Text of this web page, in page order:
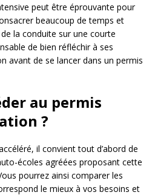
peut être éprouvante pour
beaucoup de temps et
de la conduite sur une courte
de bien réfléchir à ses
avant de se lancer dans un permis
au permis
?
il convient tout d’abord de
écoles agréées proposant cette
pourrez ainsi comparer les
le mieux à vos besoins et